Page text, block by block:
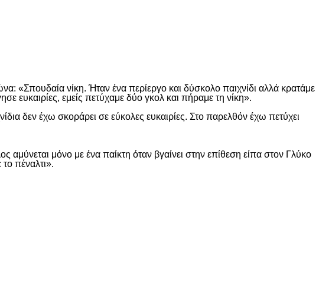
«Σπουδαία νίκη. Ήταν ένα περίεργο και δύσκολο παιχνίδι αλλά κρατάμε
ευκαιρίες, εμείς πετύχαμε δύο γκολ και πήραμε τη νίκη».
δεν έχω σκοράρει σε εύκολες ευκαιρίες. Στο παρελθόν έχω πετύχει
αμύνεται μόνο με ένα παίκτη όταν βγαίνει στην επίθεση είπα στον Γλύκο
πέναλτι».